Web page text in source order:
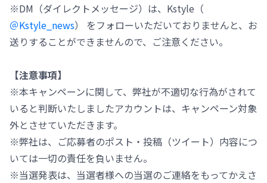
※DM（ダイレクトメッセージ）は、Kstyle（
＠Kstyle_news） をフォローいただいておりませんと、お
送りすることができませんので、ご注意ください。
【注意事項】
※本キャンペーンに関して、弊社が不適切な行為がされて
いると判断いたしましたアカウントは、キャンペーン対象
外とさせていただきます。
※弊社は、ご応募者のポスト・投稿（ツイート）内容につ
いては一切の責任を負いません。
※当選発表は、当選者様への当選のご連絡をもってかえさ